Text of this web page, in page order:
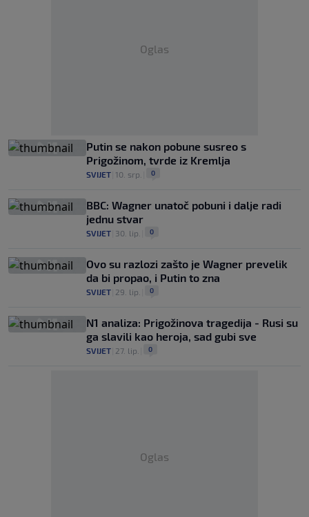
Oglas
Putin se nakon pobune susreo s
Prigožinom, tvrde iz Kremlja
SVIJET 10. srp. 0
BBC: Wagner unatoč pobuni i dalje radi
jednu stvar
SVIJET 30. lip. 0
Ovo su razlozi zašto je Wagner prevelik
da bi propao, i Putin to zna
SVIJET 29. lip. 0
N1 analiza: Prigožinova tragedija - Rusi su
ga slavili kao heroja, sad gubi sve
SVIJET 27. lip. 0
Oglas